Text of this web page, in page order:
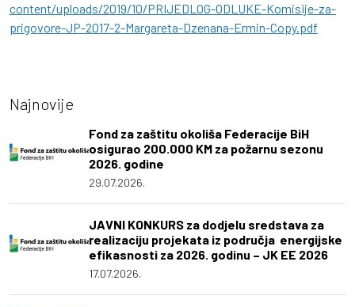
content/uploads/2019/10/PRIJEDLOG-ODLUKE-Komisije-za-
prigovore-JP-2017-2-Margareta-Dzenana-Ermin-Copy.pdf
Najnovije
Fond za zaštitu okoliša Federacije BiH
osigurao 200.000 KM za požarnu sezonu
2026. godine
29.07.2026.
JAVNI KONKURS za dodjelu sredstava za
realizaciju projekata iz područja energijske
efikasnosti za 2026. godinu – JK EE 2026
17.07.2026.